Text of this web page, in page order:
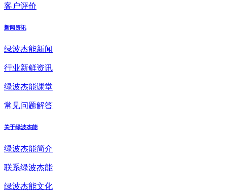
客户评价
新闻资讯
绿波杰能新闻
行业新鲜资讯
绿波杰能课堂
常见问题解答
关于绿波杰能
绿波杰能简介
联系绿波杰能
绿波杰能文化